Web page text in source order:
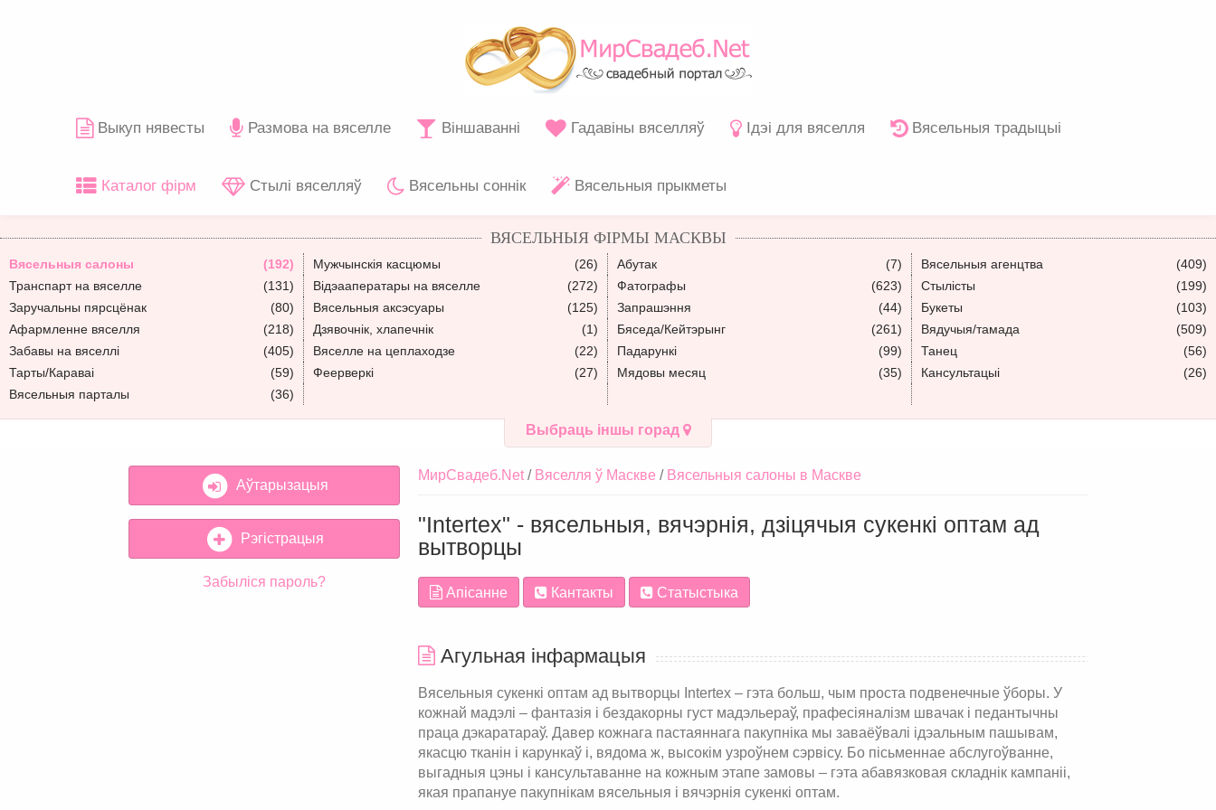
Выкуп нявесты Размова на вяселле Віншаванні Гадавіны вяселляў Ідэі для вяселля Вясельныя традыцыі
Каталог фірм Стылі вяселляў Вясельны соннік Вясельныя прыкметы
ВЯСЕЛЬНЫЯ ФІРМЫ МАСКВЫ
Вясельныя салоны (192) Мужчынскія касцюмы (26) Абутак (7) Вясельныя агенцтва
(409)
Транспарт на вяселле
(131) Відэааператары на вяселле (272) Фатографы (623) Стылісты
(199)
Заручальны пярсцёнак
(80) Вясельныя аксэсуары (125) Запрашэння (44) Букеты
(103)
Афармленне вяселля
(218) Дзявочнік, хлапечнік (1) Бяседа/Кейтэрынг (261) Вядучыя/тамада
(509)
Забавы на вяселлі
(405) Вяселле на цеплаходзе (22) Падарункі (99) Танец
(56)
Тарты/Караваі
(59) Феерверкі (27) Мядовы месяц (35) Кансультацыі
(26)
Вясельныя парталы
(36)
Выбраць іншы горад
МирСвадеб.Net Вяселля ў Маскве Вясельныя салоны в Маскве
"Intertex" - вясельныя, вячэрнія, дзіцячыя сукенкі оптам ад
вытворцы
Апісанне Кантакты Статыстыка
Агульная інфармацыя
Вясельныя сукенкі оптам ад вытворцы Intertex – гэта больш, чым проста подвенечные ўборы. У
кожнай мадэлі – фантазія і бездакорны густ мадэльераў, прафесіяналізм швачак і педантычны
праца дэкаратараў. Давер кожнага пастаяннага пакупніка мы заваёўвалі ідэальным пашывам,
якасцю тканін і карункаў і, вядома ж, высокім узроўнем сэрвісу. Бо пісьменнае абслугоўванне,
выгадныя цэны і кансультаванне на кожным этапе замовы – гэта абавязковая складнік кампаніі,
якая прапануе пакупнікам вясельныя і вячэрнія сукенкі оптам.
Аўтарызацыя
Рэгістрацыя
Забыліся пароль?